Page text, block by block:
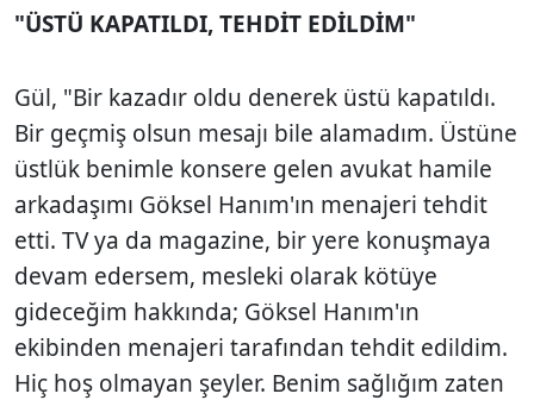
"ÜSTÜ KAPATILDI, TEHDİT EDİLDİM"
Gül, "Bir kazadır oldu denerek üstü kapatıldı.
Bir geçmiş olsun mesajı bile alamadım. Üstüne
üstlük benimle konsere gelen avukat hamile
arkadaşımı Göksel Hanım'ın menajeri tehdit
etti. TV ya da magazine, bir yere konuşmaya
devam edersem, mesleki olarak kötüye
gideceğim hakkında; Göksel Hanım'ın
ekibinden menajeri tarafından tehdit edildim.
Hiç hoş olmayan şeyler. Benim sağlığım zaten